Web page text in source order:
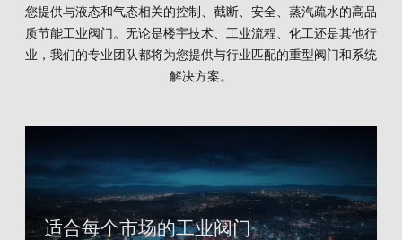
您提供与液态和气态相关的控制、截断、安全、蒸汽疏水的高品
质节能工业阀门。无论是楼宇技术、工业流程、化工还是其他行
业，我们的专业团队都将为您提供与行业匹配的重型阀门和系统
解决方案。
适合每个市场的工业阀门